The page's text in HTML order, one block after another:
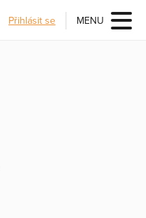
Přihlásit se MENU